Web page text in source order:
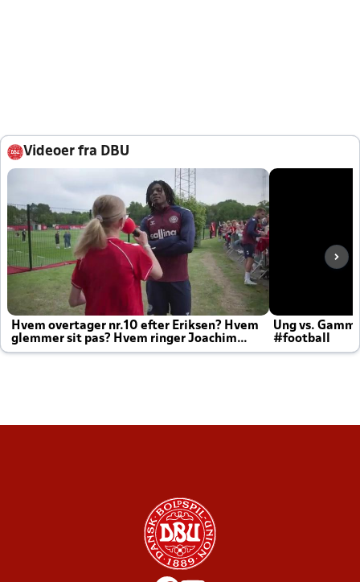
Videoer fra DBU
Hvem overtager nr.10 efter Eriksen? Hvem
glemmer sit pas? Hvem ringer Joachim
altid til efter kampe?
Ung vs.
#football